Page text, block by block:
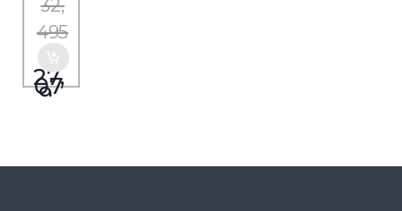
32,
495
₺
27,
07
9
₺